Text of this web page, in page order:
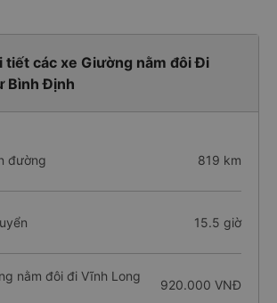
tiết các xe Giường nằm đôi Đi
Bình Định
đường 819 km
15.5 giờ
nằm đôi đi Vĩnh Long
920.000 VNĐ